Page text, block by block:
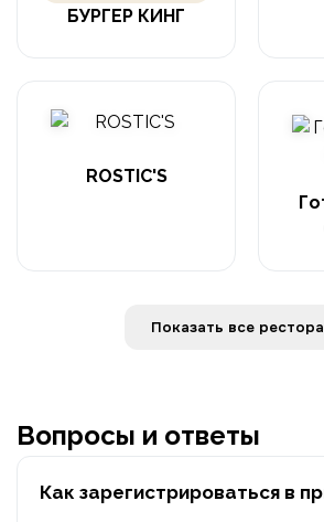
БУРГЕР КИНГ
ROSTIC'S
Показать все
Вопросы и ответы
Как зарегистрироваться в